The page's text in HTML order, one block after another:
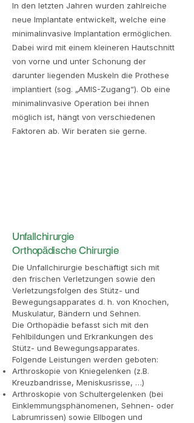
In den letzten Jahren wurden zahlreiche
neue Implantate entwickelt, welche eine
minimalinvasive Implantation ermöglichen.
Dabei wird mit einem kleineren Hautschnitt
von vorne und unter Schonung der
darunter liegenden Muskeln die Prothese
implantiert (sog. „AMIS-Zugang“). Ob eine
minimalinvasive Operation bei ihnen
möglich ist, hängt von verschiedenen
Faktoren ab. Wir beraten sie gerne.
Unfallchirurgie
Orthopädische Chirurgie
Die Unfallchirurgie beschäftigt sich mit
den frischen Verletzungen sowie den
Verletzungsfolgen des Stütz- und
Bewegungsapparates d. h. von Knochen,
Muskulatur, Bändern und Sehnen.
Die Orthopädie befasst sich mit den
Fehlbildungen und Erkrankungen des
Stütz- und Bewegungsapparates.
Folgende Leistungen werden geboten:
Arthroskopie von Kniegelenken (z.B.
Kreuzbandrisse, Meniskusrisse, …)
Arthroskopie von Schultergelenken (bei
Einklemmungsphänomenen, Sehnen- oder
Labrumrissen) sowie Ellbogen und